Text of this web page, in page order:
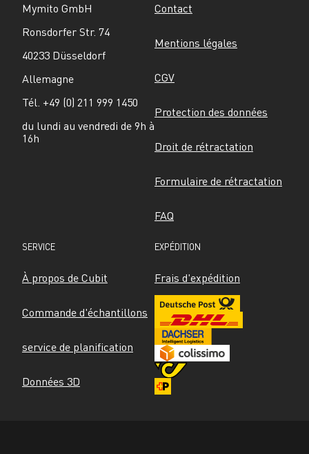
Mymito GmbH
Ronsdorfer Str. 74
40233 Düsseldorf
Allemagne
Tél. +49 (0) 211 999 1450
du lundi au vendredi de 9h à
16h
Contact
Mentions légales
CGV
Protection des données
Droit de rétractation
Formulaire de rétractation
FAQ
SERVICE
À propos de Cubit
Commande d'échantillons
service de planification
Données 3D
EXPÉDITION
Frais d'expédition